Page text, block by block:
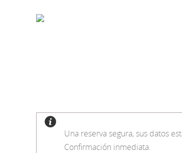
Una reserva segura, sus datos
Confirmación inmediata.